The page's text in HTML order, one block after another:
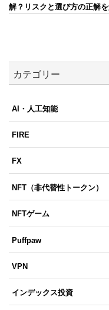
解？リスクと選び方の正解
カテゴリー
AI・人工知能
FIRE
FX
NFT（非代替性トークン）
NFTゲーム
Puffpaw
VPN
インデックス投資